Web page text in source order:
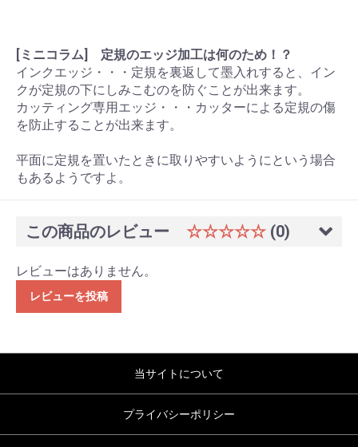
[ミニコラム] 定規のエッジ加工は何のため！？
インクエッジ・・・定規を裏返して墨入れすると、イン
クが定規の下にしみこむのを防ぐことが出来ます。
カッティング専用エッジ・・・カッターによる定規の傷
を防止することが出来ます。
平面に定規を置いたときに取りやすいようにという場合
もあるようですよ。
この商品のレビュー ☆☆☆☆☆ (0)
レビューはありません。
レビューを投稿
当サイトについて
プライバシーポリシー